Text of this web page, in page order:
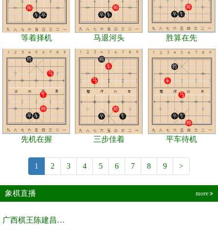
等着择机 马退河头 胜算在先
先机在握 三步佳着 平车待机
1 2 3 4 5 6 7 8 9 >
象棋直播 more
广西棋王陈建昌直播间